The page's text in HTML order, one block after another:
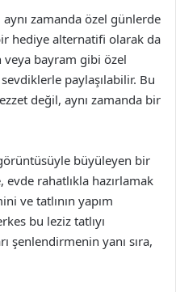
aynı zamanda özel günlerde
hediye alternatifi olarak da
bayram gibi özel
paylaşılabilir. Bu
değil, aynı zamanda bir
büyüleyen bir
evde rahatlıkla hazırlamak
ve tatlının yapım
bu leziz tatlıyı
şenlendirmenin yanı sıra,